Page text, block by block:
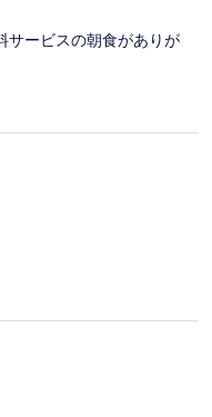
サービスの朝食がありが